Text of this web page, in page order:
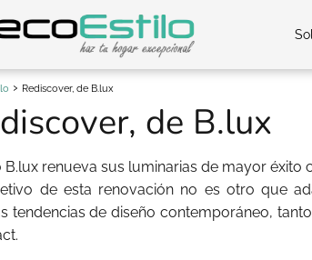
Rediscover, de B.lux
de B.lux
B.lux renueva sus luminarias de mayor éxito
de esta renovación no es otro que
tendencias de diseño contemporáneo,